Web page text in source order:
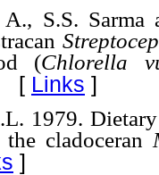
A., S.S.
(Chlorella
Links ]
1979.
cladoceran
]